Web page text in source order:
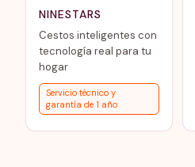
NINESTARS
Cestos inteligentes con
tecnología real para tu
hogar
Servicio técnico y
garantía de 1 año